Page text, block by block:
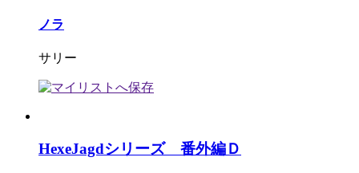
ノラ
サリー
HexeJagdシリーズ 番外編Ｄ